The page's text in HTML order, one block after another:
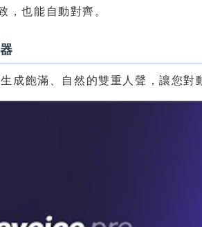
也能自動對齊。
成飽滿、自然的雙重人聲，讓您對